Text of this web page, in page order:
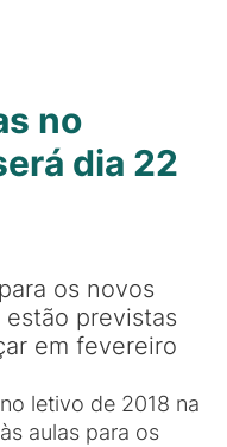
no
dia 22
os novos
previstas
em fevereiro
letivo de 2018 na
aulas para os